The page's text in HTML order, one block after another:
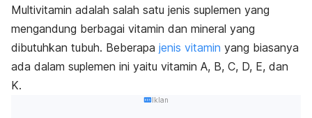
Multivitamin adalah salah satu jenis suplemen yang
mengandung berbagai vitamin dan mineral yang
dibutuhkan tubuh. Beberapa jenis vitamin yang biasanya
ada dalam suplemen ini yaitu vitamin A, B, C, D, E, dan
K.
Iklan